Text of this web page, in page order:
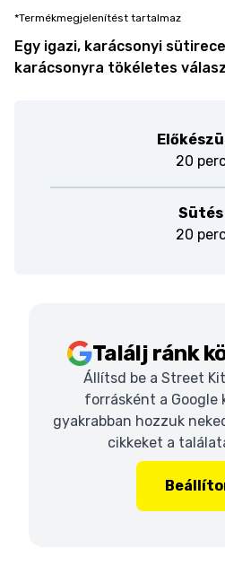
*Termékmegjelenítést tartalmaz
Egy igazi, karácsonyi
karácsonyra tökéletes
20
Sütés
20
Találj ránk
Állítsd be a Street
forrásként a Google
gyakrabban hozzuk
cikkeket a